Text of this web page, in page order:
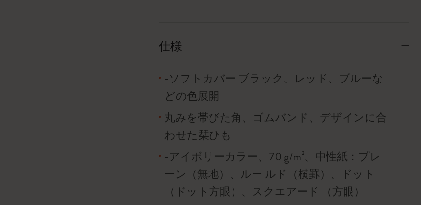
仕様
-ソフトカバー ブラック、レッド、ブルーな
どの色展開
丸みを帯びた角、ゴムバンド、デザインに合
わせた栞ひも
-アイボリーカラー、70 g/m²、中性紙：プレ
ーン（無地）、ルー ルド（横罫）、ドット
（ドット方眼）、スクエアード （方眼）